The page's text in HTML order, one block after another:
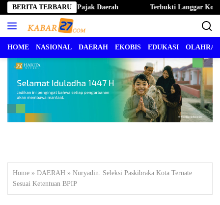
Langsung
ke
konten
BERITA TERBARU
Hapus Denda Pajak Daerah Terbukti Langgar Kode Etik,
HOME NASIONAL DAERAH EKOBIS EDUKASI
Home » DAERAH » Nuryadin: Seleksi Paskibraka Kota Ternate
Sesuai Ketentuan BPIP